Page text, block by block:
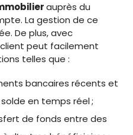
auprès du
La gestion de ce
De plus, avec
peut facilement
telles que :
bancaires récents et
en temps réel ;
de fonds entre des